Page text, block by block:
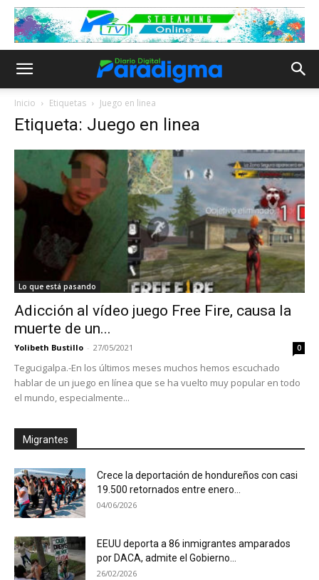
Inicio Etiquetas Juego en linea
Etiqueta: Juego en linea
Lo que está pasando
Adicción al vídeo juego Free Fire, causa la
muerte de un...
Yolibeth Bustillo - 27/05/2021 0
Tegucigalpa.-En los últimos meses muchos hemos escuchado
hablar de un juego en línea que se ha vuelto muy popular en todo
el mundo, especialmente...
Migrantes
Crece la deportación de hondureños con casi
19.500 retornados entre enero...
04/06/2026
EEUU deporta a 86 inmigrantes amparados
por DACA, admite el Gobierno...
26/02/2026